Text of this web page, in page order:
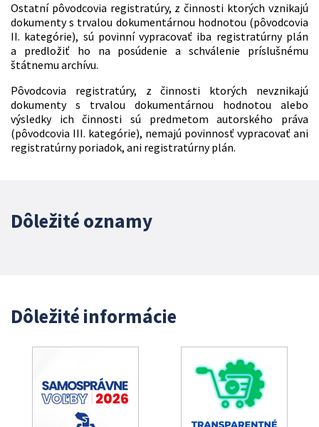
Ostatní pôvodcovia registratúry, z činnosti ktorých vznikajú
dokumenty s trvalou dokumentárnou hodnotou (pôvodcovia
II. kategórie), sú povinní vypracovať iba registratúrny plán
a predložiť ho na posúdenie a schválenie príslušnému
štátnemu archívu.
Pôvodcovia registratúry, z činnosti ktorých nevznikajú
dokumenty s trvalou dokumentárnou hodnotou alebo
výsledky ich činnosti sú predmetom autorského práva
(pôvodcovia III. kategórie), nemajú povinnosť vypracovať ani
registratúrny poriadok, ani registratúrny plán.
Dôležité oznamy
Dôležité informácie